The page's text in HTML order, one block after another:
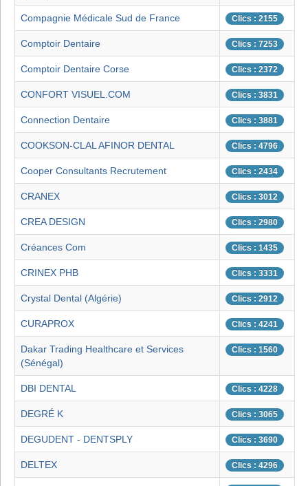
Compagnie Médicale Sud de France Clics : 2155
Comptoir Dentaire Clics : 7253
Comptoir Dentaire Corse Clics : 2372
CONFORT VISUEL.COM Clics : 3831
Connection Dentaire Clics : 3881
COOKSON-CLAL AFINOR DENTAL Clics : 4796
Cooper Consultants Recrutement Clics : 2434
CRANEX Clics : 3012
CREA DESIGN Clics : 2980
Créances Com Clics : 1435
CRINEX PHB Clics : 3331
Crystal Dental (Algérie) Clics : 2912
CURAPROX Clics : 4241
Dakar Trading Healthcare et Services
(Sénégal)
Clics : 1560
DBI DENTAL Clics : 4228
DEGRÉ K Clics : 3065
DEGUDENT - DENTSPLY Clics : 3690
DELTEX Clics : 4296